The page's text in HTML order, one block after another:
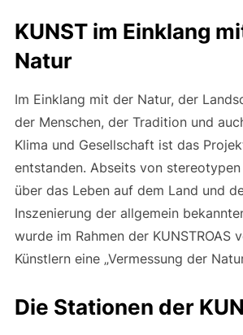
KUNST im Einklang
Natur
Im Einklang mit der Natur, der
der Menschen, der Tradition und
Klima und Gesellschaft ist das
entstanden. Abseits von
über das Leben auf dem Land und
Inszenierung der allgemein
wurde im Rahmen der KUNSTROAS
Künstlern eine „Vermessung der
Die Stationen der